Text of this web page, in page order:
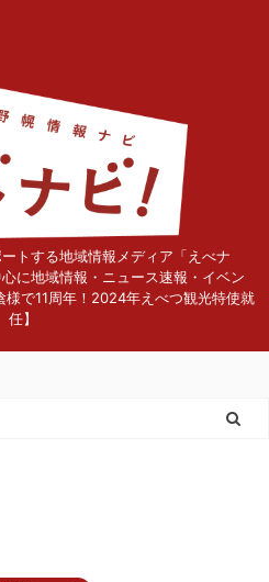
トする地域情報メディア「えべナ
に地域情報・ニュース速報・イベン
様で11周年！2024年えべつ観光特使就
任】